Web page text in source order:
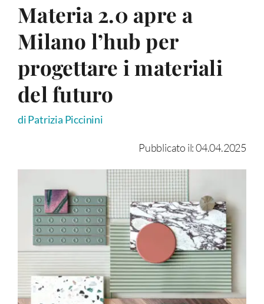
Materia 2.0 apre a
Milano l’hub per
progettare i materiali
del futuro
di Patrizia Piccinini
Pubblicato il: 04.04.2025